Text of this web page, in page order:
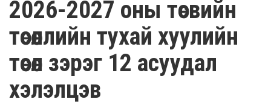
2026-2027 оны төсвийн
төсөөллийн тухай хуулийн
төсөл зэрэг 12 асуудал
хэлэлцэв